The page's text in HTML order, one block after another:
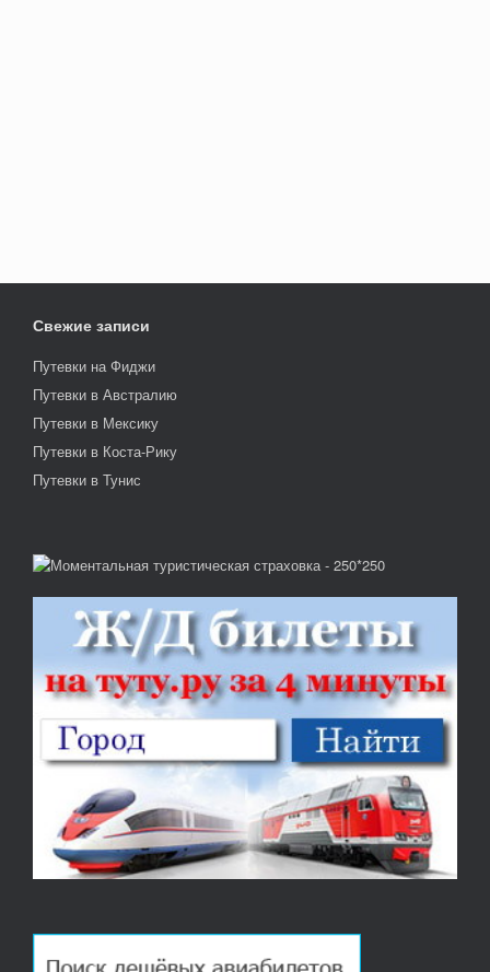
Свежие записи
Путевки на Фиджи
Путевки в Австралию
Путевки в Мексику
Путевки в Коста-Рику
Путевки в Тунис